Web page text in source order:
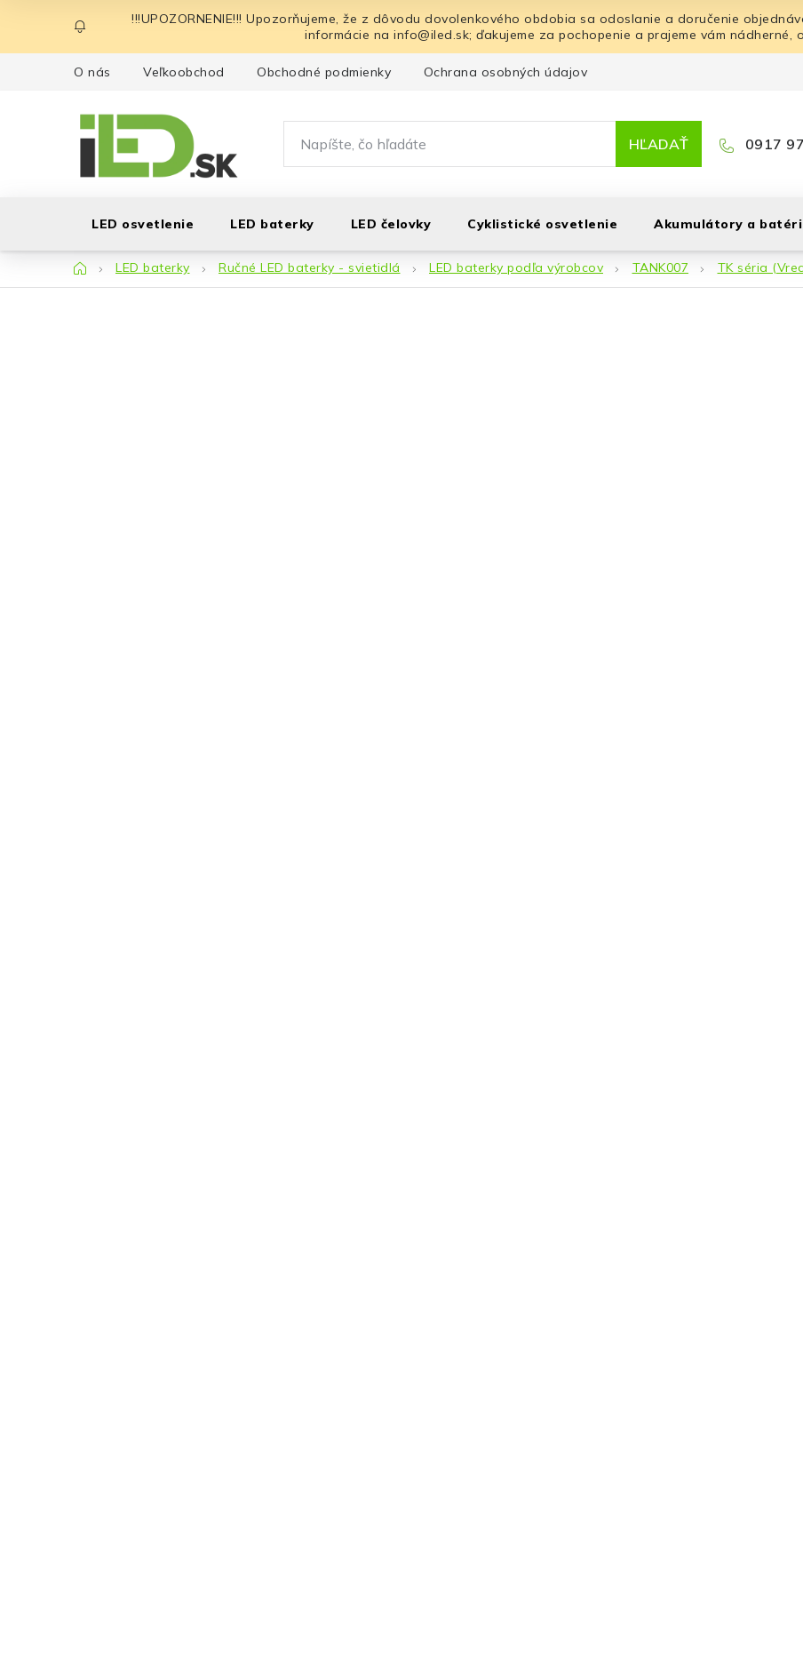
obsah
!!!UPOZORNENIE!!! Upozorňujeme, že z dôvodu dovolenkového obdobia sa odoslanie a doručenie
informácie na info@iled.sk; ďakujeme za pochopenie a prajeme vám nádherné,
O nás Veľkoobchod Obchodné podmienky Ochrana osobných údajov
HĽADAŤ 0917
LED osvetlenie LED baterky LED čelovky Cyklistické osvetlenie Akumulátory a
DomovLED baterky Ručné LED baterky - svietidlá LED baterky podľa výrobcov TANK007 TK séria